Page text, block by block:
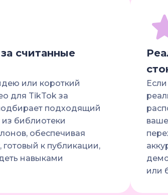
считанные
или короткий
для TikTok за
подходящий
библиотеки
обеспечивая
готовый к публикации,
навыками
или